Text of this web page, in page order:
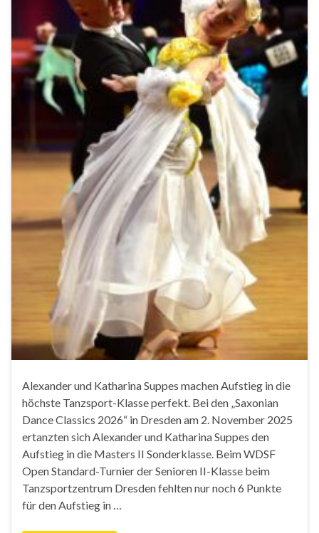
Alexander und Katharina Suppes machen Aufstieg in die
höchste Tanzsport-Klasse perfekt. Bei den „Saxonian
Dance Classics 2026“ in Dresden am 2. November 2025
ertanzten sich Alexander und Katharina Suppes den
Aufstieg in die Masters II Sonderklasse. Beim WDSF
Open Standard-Turnier der Senioren II-Klasse beim
Tanzsportzentrum Dresden fehlten nur noch 6 Punkte
für den Aufstieg in …